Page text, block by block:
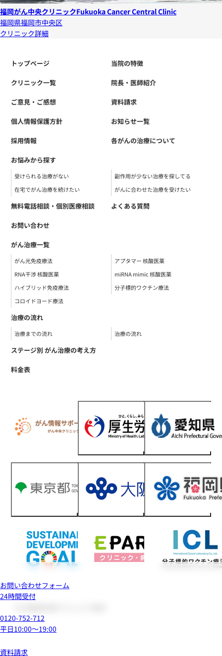
福岡がん中央クリニックFukuoka Cancer Central Clinic
福岡県福岡市中央区
クリニック詳細
お問い合わせフォーム
24時間受付
0120-752-712
平日10:00～19:00
資料請求
トップページ 当院の特徴
クリニック一覧 院長・医師紹介
がん治療一覧
がん光免疫療法
アプタマー 核酸医薬
RNA干渉 核酸医薬
miRNA mimic 核酸医薬
ハイブリッド免疫療法
分子標的ワクチン療法
コロイドヨード療法
治療の流れ
治療までの流れ 治療の流れ
ステージ別 がん治療の考え方
各がんの治療について
お悩みから探す
受けられる治療がない
副作用が少ない治療を探してる
在宅でがん治療を続けたい
がんに合わせた治療を受けたい
無料電話相談・個別医療相談 よくある質問
料金表
お問い合わせ
ご意見・ご感想 資料請求
個人情報保護方針 お知らせ一覧
採用情報